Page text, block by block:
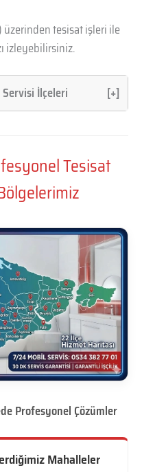
üzerinden tesisat işleri ile
izleyebilirsiniz.
İlçeleri [+]
Tesisat
Profesyonel Çözümler
Mahalleler